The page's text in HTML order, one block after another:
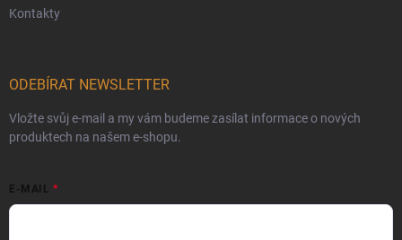
Kontakty
ODEBÍRAT NEWSLETTER
Vložte svůj e-mail a my vám budeme zasílat informace o nových
produktech na našem e-shopu.
E-MAIL